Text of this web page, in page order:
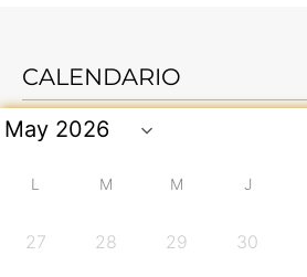
CALENDARIO
L M M J
27 28 29 30